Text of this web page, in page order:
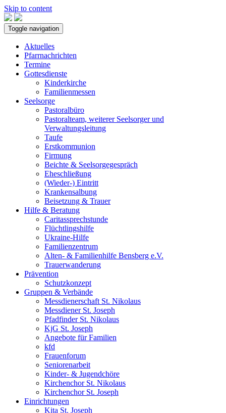
Skip to content
Toggle navigation
Aktuelles
Pfarrnachrichten
Termine
Gottesdienste
Kinderkirche
Familienmessen
Seelsorge
Pastoralbüro
Pastoralteam, weiterer Seelsorger und
Verwaltungsleitung
Taufe
Erstkommunion
Firmung
Beichte & Seelsorgegespräch
Eheschließung
(Wieder-) Eintritt
Krankensalbung
Beisetzung & Trauer
Hilfe & Beratung
Caritassprechstunde
Flüchtlingshilfe
Ukraine-Hilfe
Familienzentrum
Alten- & Familienhilfe Bensberg e.V.
Trauerwanderung
Prävention
Schutzkonzept
Gruppen & Verbände
Messdienerschaft St. Nikolaus
Messdiener St. Joseph
Pfadfinder St. Nikolaus
KjG St. Joseph
Angebote für Familien
kfd
Frauenforum
Seniorenarbeit
Kinder- & Jugendchöre
Kirchenchor St. Nikolaus
Kirchenchor St. Joseph
Einrichtungen
Kita St. Joseph